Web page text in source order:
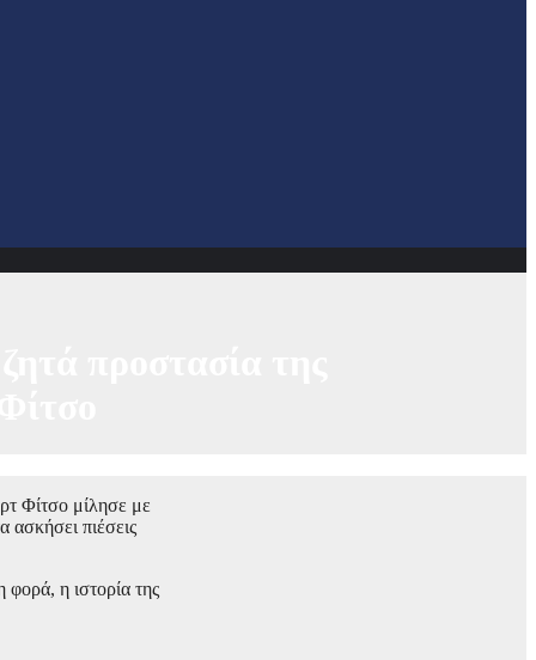
Φίτσο μίλησε με
πιέσεις
φορά, η ιστορία της